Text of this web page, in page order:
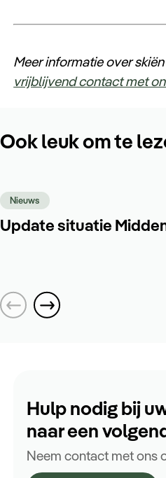
Meer informatie over
vrijblijvend contact met
Ook leuk om te
Nieuws
Update situatie
Hulp nodig bij
naar een
Neem contact met ons